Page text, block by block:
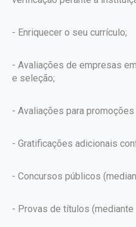
- Enriquecer o seu currículo;
- Avaliações de empresas
e seleção;
- Avaliações para
- Gratificações adicionais
- Concursos públicos
- Provas de títulos